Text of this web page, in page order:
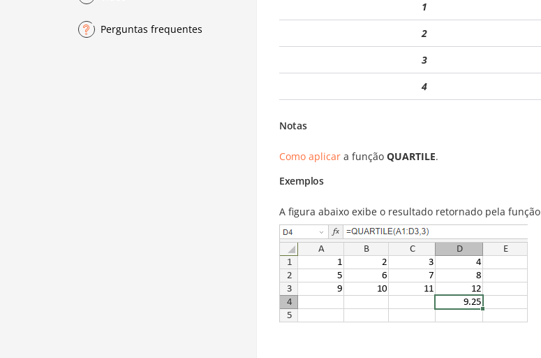
Perguntas frequentes
1
2
3
4
Notas
Como aplicar a função QUARTILE.
Exemplos
A figura abaixo exibe o resultado retornado pela função